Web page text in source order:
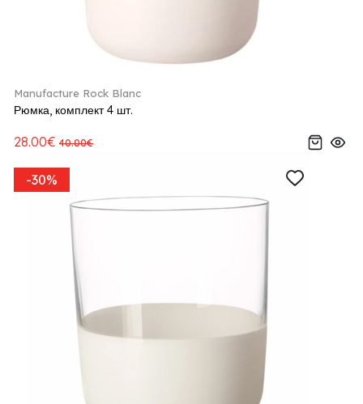
Manufacture Rock Blanc
Рюмка, комплект 4 шт.
28.00€ 40.00€
-30%